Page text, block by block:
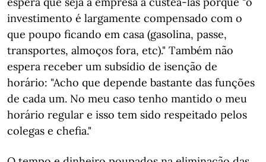
investimento é largamente compensado com o
que poupo ficando em casa (gasolina, passe,
transportes, almoços fora, etc)." Também não
espera receber um subsídio de isenção de
horário: "Acho que depende bastante das funções
de cada um. No meu caso tenho mantido o meu
horário regular e isso tem sido respeitado pelos
colegas e chefia."